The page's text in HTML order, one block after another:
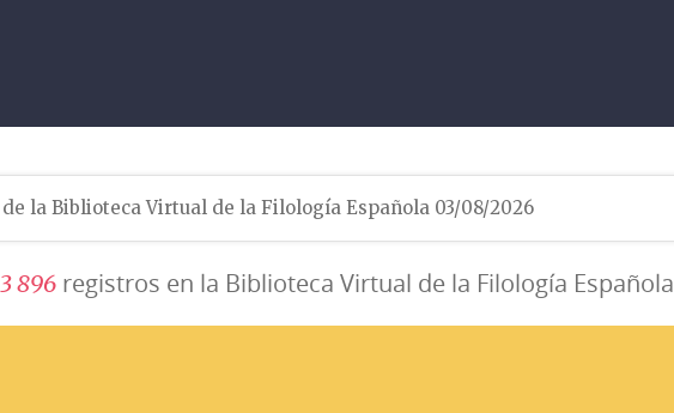
la Biblioteca Virtual de la Filología Española 03/08/2026
3896registros en la Biblioteca Virtual de la Filología Española